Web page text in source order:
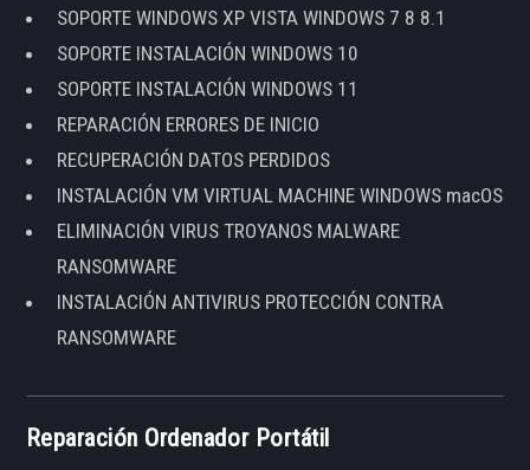
SOPORTE WINDOWS XP VISTA WINDOWS 7 8 8.1
SOPORTE INSTALACIÓN WINDOWS 10
SOPORTE INSTALACIÓN WINDOWS 11
REPARACIÓN ERRORES DE INICIO
RECUPERACIÓN DATOS PERDIDOS
INSTALACIÓN VM VIRTUAL MACHINE WINDOWS macOS
ELIMINACIÓN VIRUS TROYANOS MALWARE
RANSOMWARE
INSTALACIÓN ANTIVIRUS PROTECCIÓN CONTRA
RANSOMWARE
Reparación Ordenador Portátil